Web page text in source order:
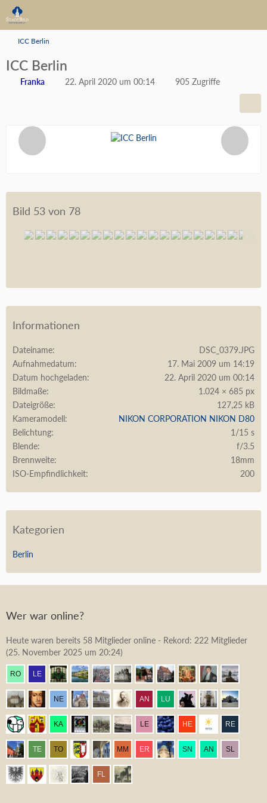
ICC Berlin
ICC Berlin
Franka 22. April 2020 um 00:14 905 Zugriffe
Bild 53 von 78
Informationen
Dateiname
DSC_0379.JPG
Aufnahmedatum
17. Mai 2009 um 14:19
Datum hochgeladen
22. April 2020 um 00:14
Bildmaße
1.024 × 685 px
Dateigröße
127,25 kB
Kameramodell
NIKON CORPORATION NIKON D80
Belichtung
1/15 s
Blende
f/3.5
Brennweite
18mm
ISO-Empfindlichkeit
200
Kategorien
Berlin
Wer war online?
Heute waren bereits 58 Mitglieder online - Rekord: 222 Mitglieder
(25. November 2025 um 20:24)